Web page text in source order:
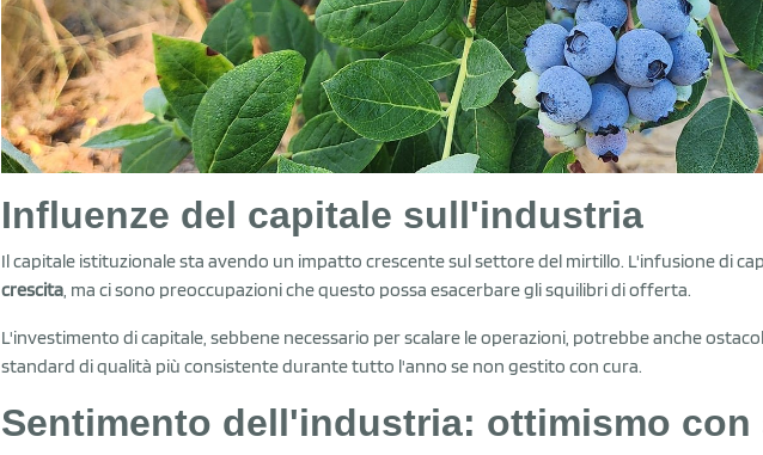
Influenze del capitale sull'industria
Il capitale istituzionale sta avendo un impatto crescente sul settore del mirtillo. L'infusione di
crescita , ma ci sono preoccupazioni che questo possa esacerbare gli squilibri di offerta.
L'investimento di capitale, sebbene necessario per scalare le operazioni, potrebbe anche
standard di qualità più consistente durante tutto l'anno se non gestito con cura.
Sentimento dell'industria: ottimismo con